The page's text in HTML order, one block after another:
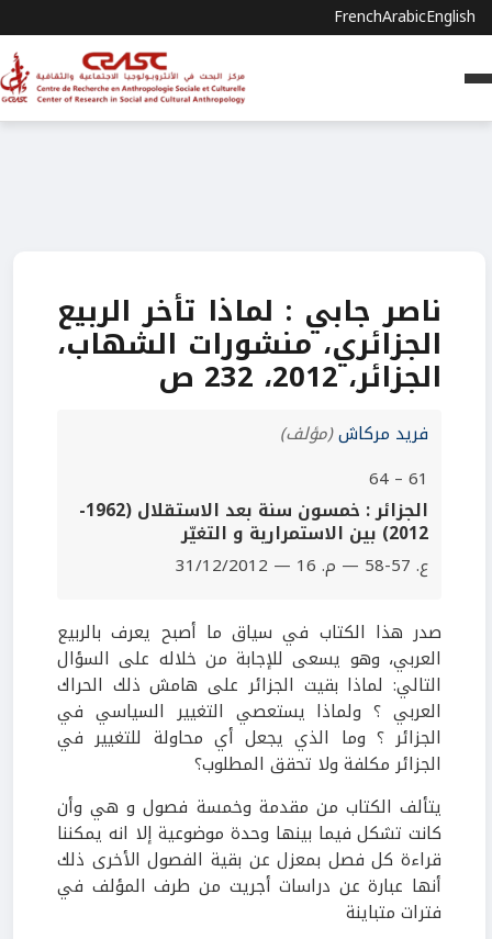
FrenchArabicEnglish
ناصر جابي : لماذا تأخر الربيع
الجزائري، منشورات الشهاب،
الجزائر، 2012، 232 ص
فريد مركاش(مؤلف)
61 – 64
الجزائر : خمسون سنة بعد الاستقلال (1962-
2012) بين الاستمرارية و التغيّر
ع. 57-58 — م. 16 — 31/12/2012
صدر هذا الكتاب في سياق ما أصبح يعرف بالربيع
العربي، وهو يسعى للإجابة من خلاله على السؤال
التالي: لماذا بقيت الجزائر على هامش ذلك الحراك
العربي ؟ ولماذا يستعصي التغيير السياسي في
الجزائر ؟ وما الذي يجعل أي محاولة للتغيير في
الجزائر مكلفة ولا تحقق المطلوب؟
يتألف الكتاب من مقدمة وخمسة فصول و هي وأن
كانت تشكل فيما بينها وحدة موضوعية إلا انه يمكننا
قراءة كل فصل بمعزل عن بقية الفصول الأخرى ذلك
أنها عبارة عن دراسات أجريت من طرف المؤلف في
فترات متباينة